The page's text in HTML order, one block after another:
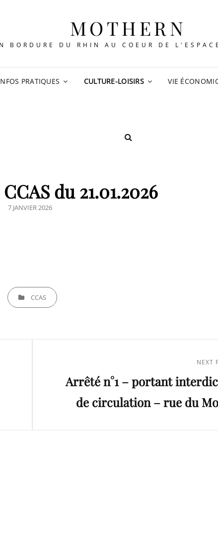
MOTHERN
BORDURE DU RHIN AU COEUR DE
PRATIQUES CULTURE-LOISIRS VIE
SEARCH
du 21.01.2026
POSTED
7 JANVIER 2026
CATEGORIES
CCAS
Post
NEXT
Arrêté n°1 – portant
de circulation – rue du